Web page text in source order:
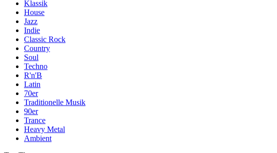
Klassik
House
Jazz
Indie
Classic Rock
Country
Soul
Techno
R'n'B
Latin
70er
Traditionelle Musik
90er
Trance
Heavy Metal
Ambient